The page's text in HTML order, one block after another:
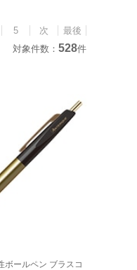
5 次
最後
対象件数： 528件
ボールペン ブラスコ